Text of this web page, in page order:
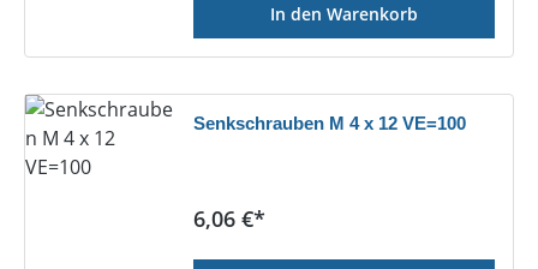
In den Warenkorb
Senkschrauben M 4 x 12 VE=100
Regulärer Preis:
6,06 €*